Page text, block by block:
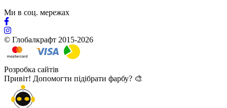
Ми в соц. мережах
© Глобалкрафт 2015-2026
Розробка сайтів
Привіт! Допомогти підібрати фарбу? 🎨